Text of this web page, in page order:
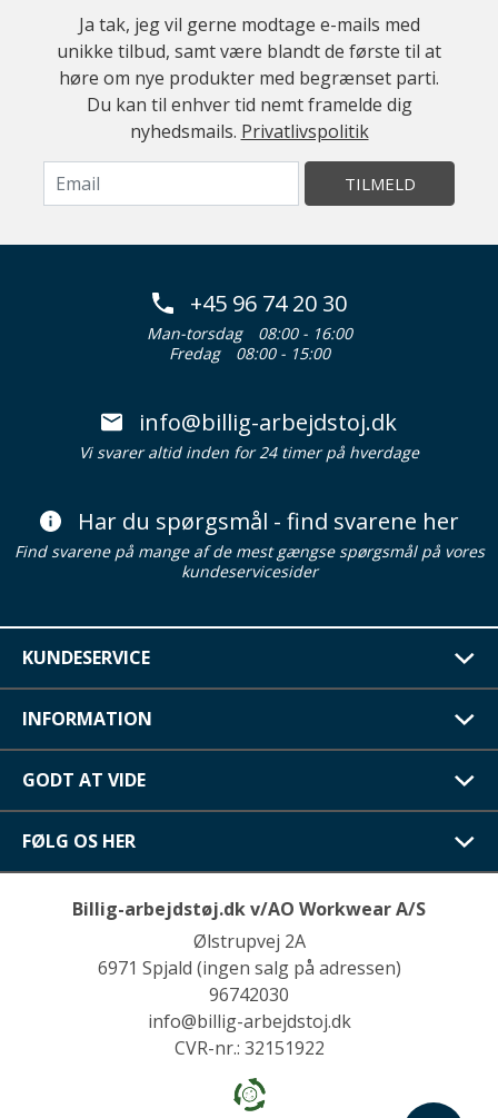
Ja tak, jeg vil gerne modtage e-mails med
unikke tilbud, samt være blandt de første til at
høre om nye produkter med begrænset parti.
Du kan til enhver tid nemt framelde dig
nyhedsmails. Privatlivspolitik
TILMELD
+45 96 74 20 30
Man-torsdag
08:00 - 16:00
Fredag
08:00 - 15:00
info@billig-arbejdstoj.dk
Vi svarer altid inden for 24 timer på hverdage
Har du spørgsmål - find svarene her
Find svarene på mange af de mest gængse spørgsmål på vores
kundeservicesider
KUNDESERVICE
INFORMATION
GODT AT VIDE
FØLG OS HER
Billig-arbejdstøj.dk v/AO Workwear A/S
Ølstrupvej 2A
6971 Spjald (ingen salg på adressen)
96742030
info@billig-arbejdstoj.dk
CVR-nr.: 32151922